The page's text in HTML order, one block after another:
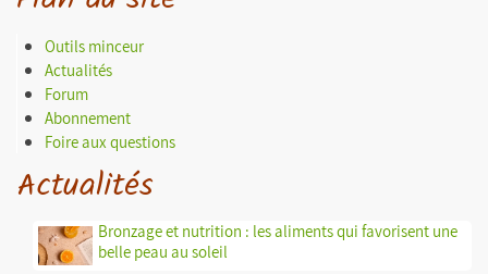
Outils minceur
Actualités
Forum
Abonnement
Foire aux questions
Actualités
Bronzage et nutrition : les aliments qui favorisent une
belle peau au soleil